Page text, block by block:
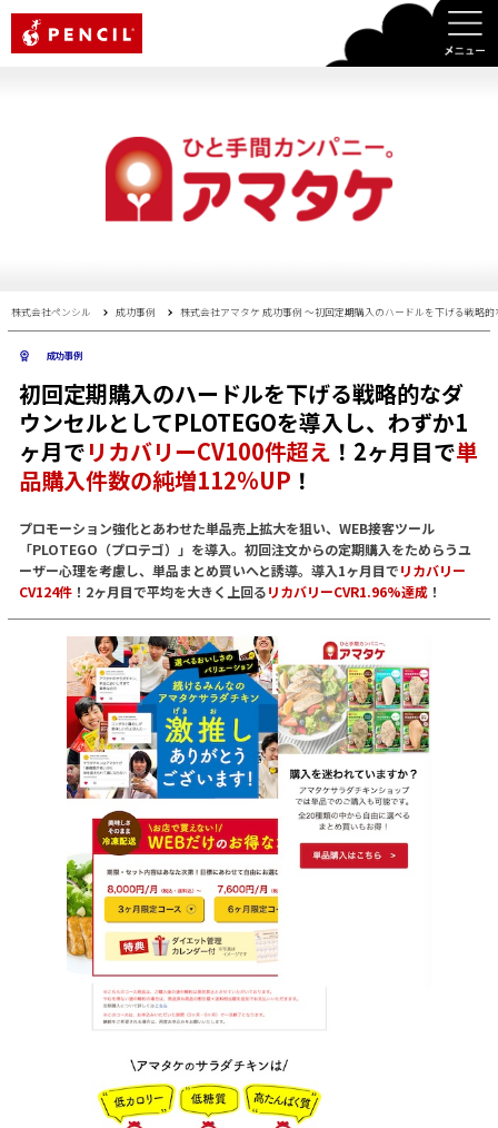
株式会社ペンシル 成功事例 株式会社アマタケ 成功事例 〜初回定期購入のハードルを下げる戦略
成功事例
初回定期購入のハードルを下げる戦略的なダ
ウンセルとしてPLOTEGOを導入し、わずか1
ヶ月でリカバリーCV100件超え ！2ヶ月目で単
品購入件数の純増112%UP ！
プロモーション強化とあわせた単品売上拡大を狙い、WEB接客ツール
「PLOTEGO（プロテゴ）」を導入。初回注文からの定期購入をためらうユ
ーザー心理を考慮し、単品まとめ買いへと誘導。導入1ヶ月目でリカバリー
CV124件！2ヶ月目で平均を大きく上回るリカバリーCVR1.96%達成！